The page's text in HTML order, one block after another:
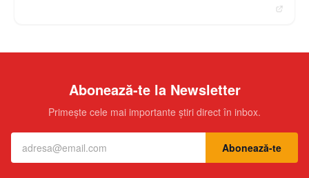
Abonează-te la Newsletter
Primește cele mai importante știri direct în inbox.
Abonează-te